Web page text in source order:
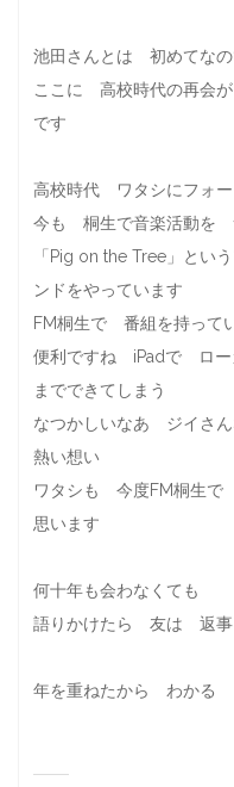
池田さんとは 初めてな
ここに 高校時代の再会
です
高校時代 ワタシにフォ
今も 桐生で音楽活動を
「Pig on the Tree」とい
ンドをやっています
FM桐生で 番組を持って
便利ですね iPadで ロ
までできてしまう
なつかしいなあ ジイさ
熱い想い
ワタシも 今度FM桐生
思います
何十年も会わなくても
語りかけたら 友は 返事
年を重ねたから わかる